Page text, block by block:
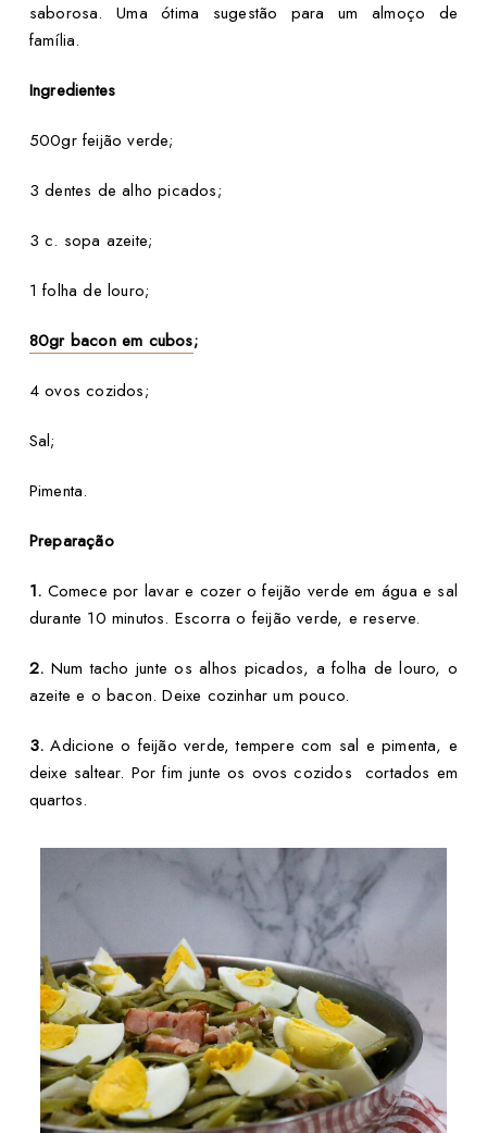
saborosa. Uma ótima sugestão para um almoço de
família.
Ingredientes
500gr feijão verde;
3 dentes de alho picados;
3 c. sopa azeite;
1 folha de louro;
80gr bacon em cubos;
4 ovos cozidos;
Sal;
Pimenta.
Preparação
1. Comece por lavar e cozer o feijão verde em água e sal
durante 10 minutos. Escorra o feijão verde, e reserve.
2. Num tacho junte os alhos picados, a folha de louro, o
azeite e o bacon. Deixe cozinhar um pouco.
3. Adicione o feijão verde, tempere com sal e pimenta, e
deixe saltear. Por fim junte os ovos cozidos cortados em
quartos.